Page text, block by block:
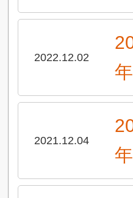
2022.12.02
2021.12.04